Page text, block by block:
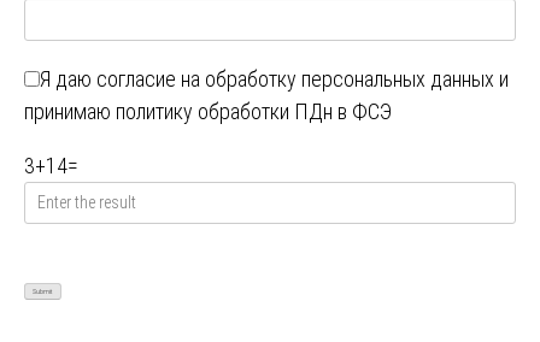
Я даю согласие на обработку персональных данных и
принимаю политику обработки ПДн в ФСЭ
3+14=